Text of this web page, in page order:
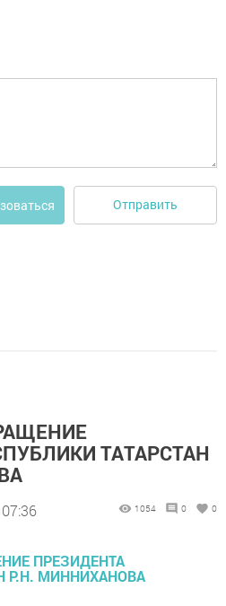
Отправить
ТАТАРСТАН
1054 0 0